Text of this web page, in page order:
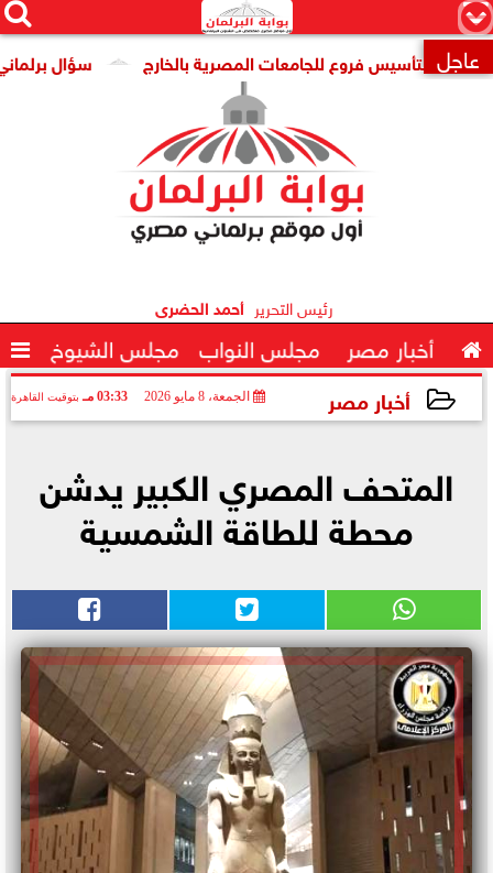
×


 عاجل سؤال برلماني لتأسيس فروع للجامعات المصرية بالخارج
رئيس التحرير أحمد الحضرى
 أخبار مصر مجلس النواب مجلس الشيوخ 
أخبار مصر الجمعة، 8 مايو 2026 03:33 مـ بتوقيت القاهرة
المتحف المصري الكبير يدشن
محطة للطاقة الشمسية